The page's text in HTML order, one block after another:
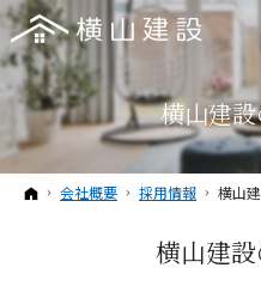
横山建
ホーム
会社概要 採用情報 横山
横山建